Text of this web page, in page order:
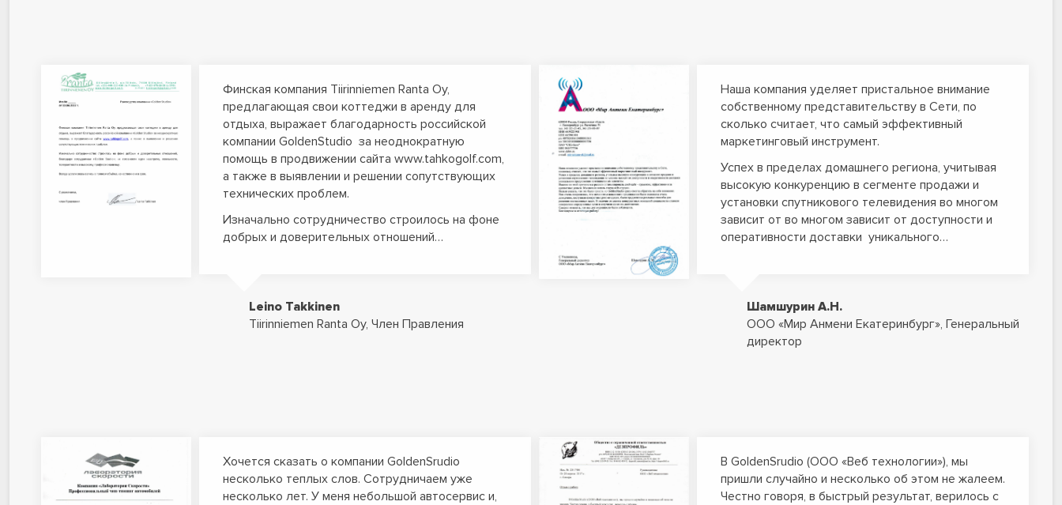
Финская компания Tiirinniemen Ranta Oy,
предлагающая свои коттеджи в аренду для
отдыха, выражает благодарность российской
компании GoldenStudio за неоднократную
помощь в продвижении сайта www.tahkogolf.com,
а также в выявлении и решении сопутствующих
технических проблем.
Изначально сотрудничество строилось на фоне
добрых и доверительных отношений…
Leino Takkinen
Tiirinniemen Ranta Oy, Член Правления
Наша компания уделяет пристальное внимание
собственному представительству в Сети, по
сколько считает, что самый эффективный
маркетинговый инструмент.
Успех в пределах домашнего региона, учитывая
высокую конкуренцию в сегменте продажи и
установки спутникового телевидения во многом
зависит от во многом зависит от доступности и
оперативности доставки уникального…
Шамшурин А.Н.
ООО «Мир Анмени Екатеринбург», Генеральный
директор
Хочется сказать о компании GoldenSrudio
несколько теплых слов. Сотрудничаем уже
несколько лет. У меня небольшой автосервис и,
В GoldenSrudio (ООО «Веб технологии»), мы
пришли случайно и несколько об этом не жалеем.
Честно говоря, в быстрый результат, верилось с